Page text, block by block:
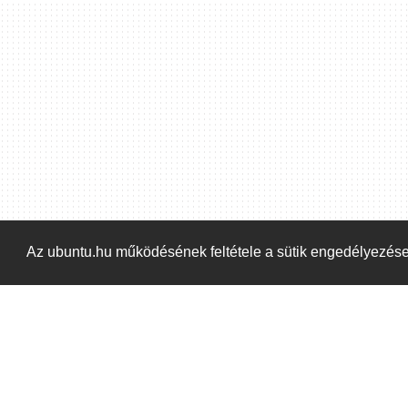
Az ubuntu.hu működésének feltétele a sütik